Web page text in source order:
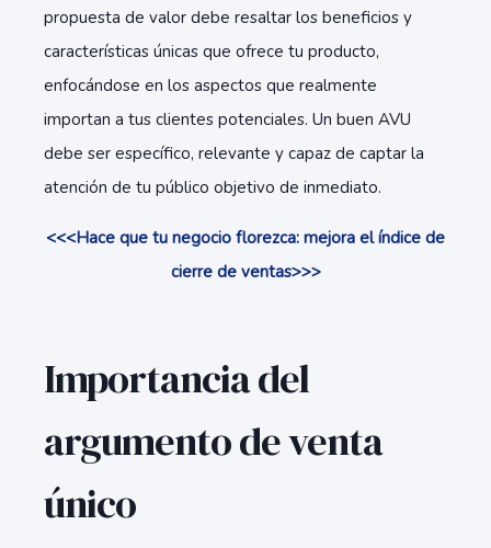
propuesta de valor debe resaltar los beneficios y
características únicas que ofrece tu producto,
enfocándose en los aspectos que realmente
importan a tus clientes potenciales. Un buen AVU
debe ser específico, relevante y capaz de captar la
atención de tu público objetivo de inmediato.
<<<Hace que tu negocio florezca: mejora el índice de
cierre de ventas>>>
Importancia del
argumento de venta
único